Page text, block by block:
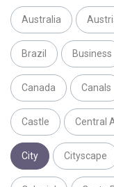
Australia
Brazil Business
Canada Canals
Castle Central
City Cityscape